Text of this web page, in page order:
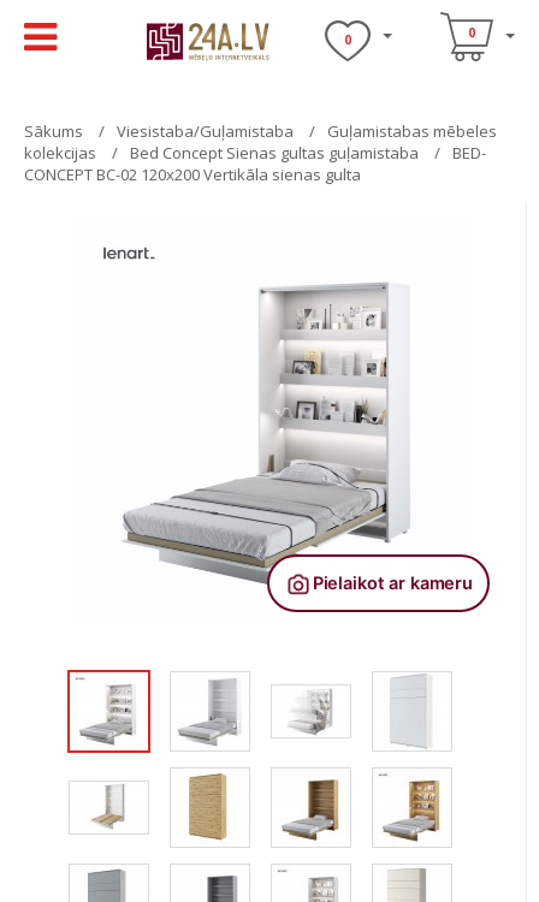
0 0
Sākums Viesistaba/Guļamistaba
Guļamistabas mēbeles
kolekcijas
Bed Concept Sienas gultas guļamistaba
BED-
CONCEPT BC-02 120x200 Vertikāla sienas gulta